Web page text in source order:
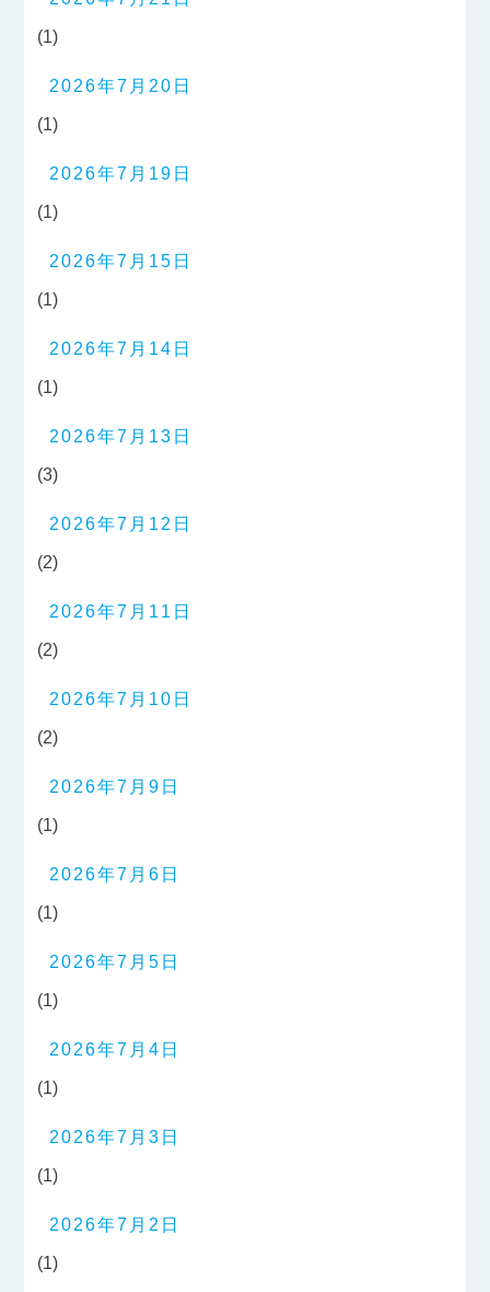
(1)
2026年7月20日
(1)
2026年7月19日
(1)
2026年7月15日
(1)
2026年7月14日
(1)
2026年7月13日
(3)
2026年7月12日
(2)
2026年7月11日
(2)
2026年7月10日
(2)
2026年7月9日
(1)
2026年7月6日
(1)
2026年7月5日
(1)
2026年7月4日
(1)
2026年7月3日
(1)
2026年7月2日
(1)